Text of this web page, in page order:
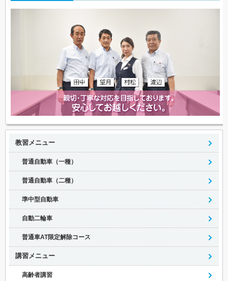
教習メニュー
普通自動車（一種）
普通自動車（二種）
準中型自動車
自動二輪車
普通車AT限定解除コース
講習メニュー
高齢者講習